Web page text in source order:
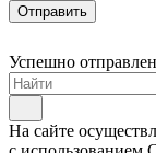
Отправить
Успешно
На сайте